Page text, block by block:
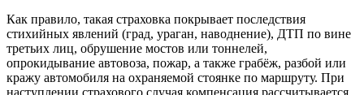
Как правило, такая страховка покрывает последствия
стихийных явлений (град, ураган, наводнение), ДТП по вине
третьих лиц, обрушение мостов или тоннелей,
опрокидывание автовоза, пожар, а также грабёж, разбой или
кражу автомобиля на охраняемой стоянке по маршруту. При